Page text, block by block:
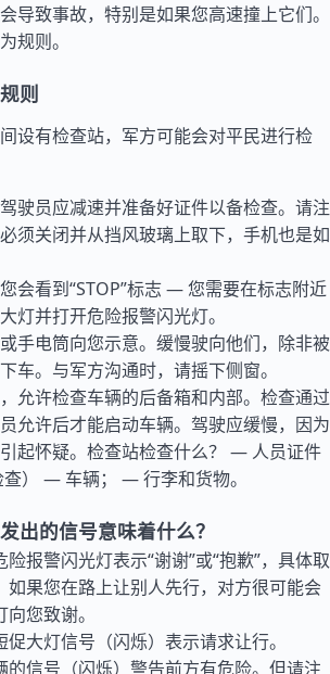
导致事故，特别是如果您高速撞上它们。
规则。
则
设有检查站，军方可能会对平民进行检
驶员应减速并准备好证件以备检查。请注
须关闭并从挡风玻璃上取下，手机也是如
会看到“STOP”标志 — 您需要在标志附近
灯并打开危险报警闪光灯。
手电筒向您示意。缓慢驶向他们，除非被
车。与军方沟通时，请摇下侧窗。
允许检查车辆的后备箱和内部。检查通过
允许后才能启动车辆。驾驶应缓慢，因为
起怀疑。检查站检查什么？ — 人员证件
） — 车辆； — 行李和货物。
出的信号意味着什么？
报警闪光灯表示“谢谢”或“抱歉”，具体取
如果您在路上让别人先行，对方很可能会
您致谢。
大灯信号（闪烁）表示请求让行。
的信号（闪烁）警告前方有危险。但请注